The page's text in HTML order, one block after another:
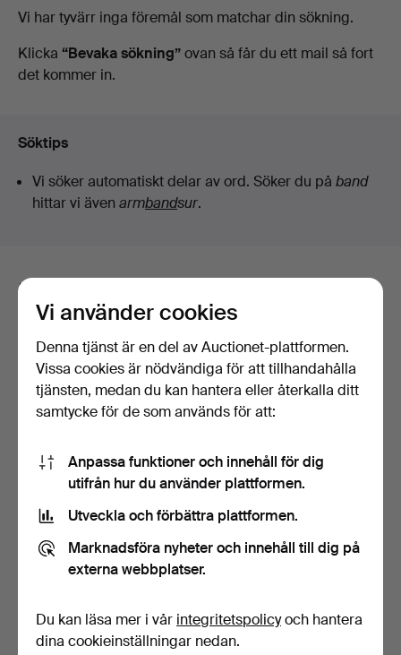
Auction
Pågående
auktioner
Vi har tyvärr inga föremål som matchar din sökning.
Klicka “Bevaka sökning”ovan så får du ett mail så fort
det kommer in.
Söktips
Vi söker automatiskt delar av ord. Söker du på band
hittar vi även armbandsur.
Här är föremål från vårt arkiv som
matchar din sökning
Visa alla föremål
MYCKET STOR
KINESISK
68 USD
BORDSLAMPOR,
ETT PAR, ETT PAR,
674 USD
Utvalt
Vi använder cookies
Denna tjänst är en del av Auctionet-plattformen.
Vissa cookies är nödvändiga för att tillhandahålla
tjänsten, medan du kan hantera eller återkalla ditt
samtycke för de som används för att:
Anpassa funktioner och innehåll för dig
utifrån hur du använder plattformen.
Utveckla och förbättra plattformen.
Marknadsföra nyheter och innehåll till dig på
externa webbplatser.
Du kan läsa mer i vår integritetspolicyoch hantera
dina cookieinställningar nedan.